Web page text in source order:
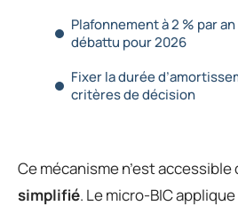
Plafonnement à 2 % par
débattu pour 2026
Fixer la durée
critères de décision
Ce mécanisme n’est accessible
simplifié. Le micro-BIC